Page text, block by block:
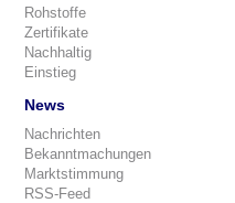
Rohstoffe
Zertifikate
Nachhaltig
Einstieg
News
Nachrichten
Bekanntmachungen
Marktstimmung
RSS-Feed